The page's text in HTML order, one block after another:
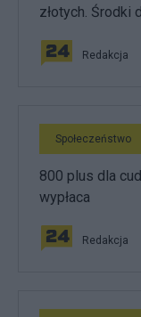
złotych. Środki
Redakcja
Społeczeństwo
800 plus dla
wypłaca
Redakcja